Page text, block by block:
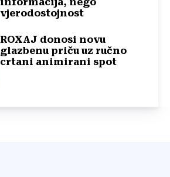
vjerodostojnost
ROXAJ donosi novu
glazbenu priču uz ručno
crtani animirani spot